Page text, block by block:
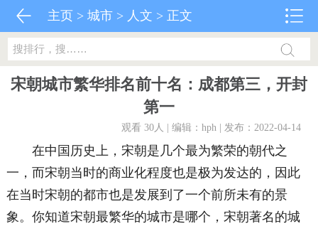
主页 >城市 > 人文 > 正文
宋朝城市繁华排名前十名：成都第三，开封
第一
观看 30人 | 编辑：hph | 发布：2022-04-14
在中国历史上，宋朝是几个最为繁荣的朝代之
一，而宋朝当时的商业化程度也是极为发达的，因此
在当时宋朝的都市也是发展到了一个前所未有的景
象。你知道宋朝最繁华的城市是哪个，宋朝著名的城